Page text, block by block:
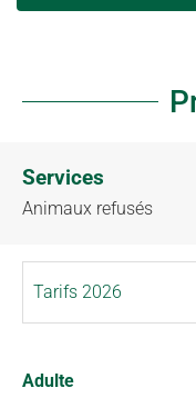
Services
Animaux refusés
Adulte